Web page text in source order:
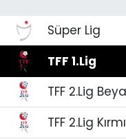
Süper Lig
TFF 1.Lig
TFF 2.Lig
TFF 2.Lig
Spor
Teknoloji
Resmi İlanlar
Teknoloji
Yaşam
Künye
Gizlilik